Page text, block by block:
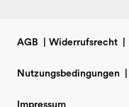
AGB Widerrufsrecht
Nutzungsbedingungen